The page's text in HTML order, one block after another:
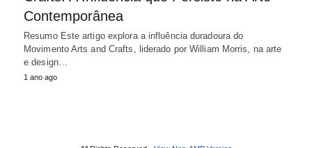
Contemporânea
Resumo Este artigo explora a influência duradoura do
Movimento Arts and Crafts, liderado por William Morris, na arte
e design…
1 ano ago